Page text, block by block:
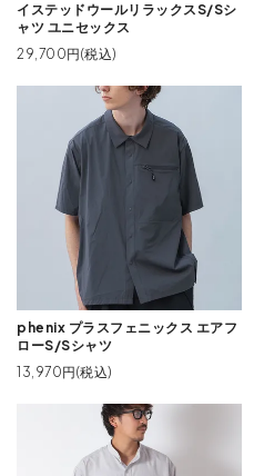
イステッドウールリラックスS/Sシ
ャツ ユニセックス
29,700円(税込)
phenix プラスフェニックス エアフ
ローS/Sシャツ
13,970円(税込)